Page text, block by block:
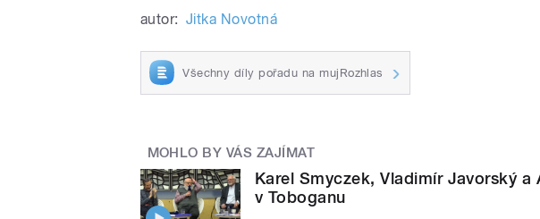
autor: Jitka Novotná
Všechny díly pořadu na mujRozhlas
MOHLO BY VÁS ZAJÍMAT
Karel Smyczek, Vladimír Javorský a
v Toboganu